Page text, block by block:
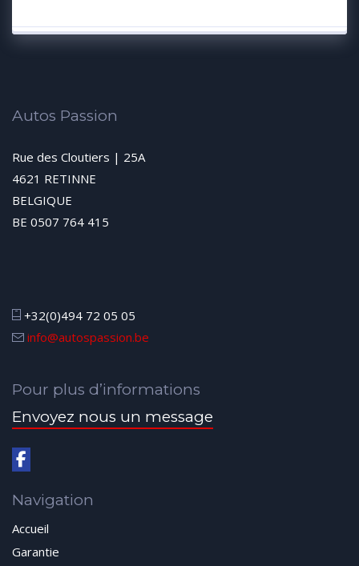
Autos Passion
Rue des Cloutiers | 25A
4621 RETINNE
BELGIQUE
BE 0507 764 415
+32(0)494 72 05 05
info@autospassion.be
Pour plus d’informations
Envoyez nous un message
Navigation
Accueil
Garantie